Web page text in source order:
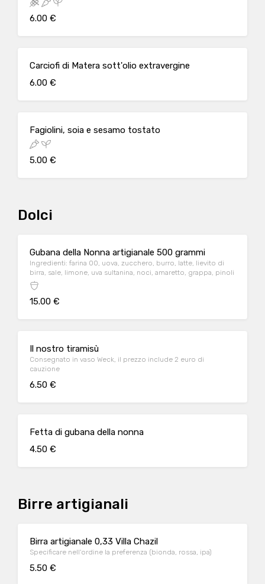
6.00 €
Carciofi di Matera sott'olio extravergine
6.00 €
Fagiolini, soia e sesamo tostato
5.00 €
Dolci
Gubana della Nonna artigianale 500 grammi
Ingredienti: farina 00, uova, zucchero, burro, latte, lievito di
birra, sale, limone, uva sultanina, noci, amaretto, grappa, pinoli
15.00 €
Il nostro tiramisù
Consegnato in vaso Weck, il prezzo include 2 euro di
cauzione
6.50 €
Fetta di gubana della nonna
4.50 €
Birre artigianali
Birra artigianale 0,33 Villa Chazil
Specificare nell'ordine la preferenza (bionda, rossa, ipa)
5.50 €